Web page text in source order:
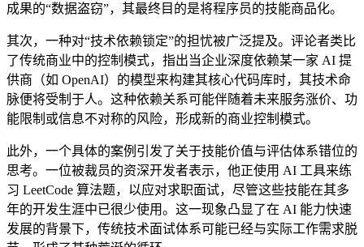
成果的“数据盗窃”，其最终目的是将程序员的技能商品化。
其次，一种对“技术依赖锁定”的担忧被广泛提及。评论者类比
了传统商业中的控制模式，指出当企业深度依赖某一家 AI 提
供商（如 OpenAI）的模型来构建其核心代码库时，其技术命
脉便将受制于人。这种依赖关系可能伴随着未来服务涨价、功
能限制或信息不对称的风险，形成新的商业控制模式。
此外，一个具体的案例引发了关于技能价值与评估体系错位的
思考。一位被裁员的资深开发者表示，他正使用 AI 工具来练
习 LeetCode 算法题，以应对求职面试，尽管这些技能在其多
年的开发生涯中已很少使用。这一现象凸显了在 AI 能力快速
发展的背景下，传统技术面试体系可能已经与实际工作需求脱